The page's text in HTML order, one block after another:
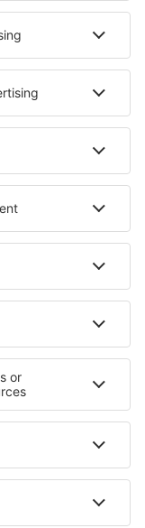
în Sutton
Beach
Cabrali